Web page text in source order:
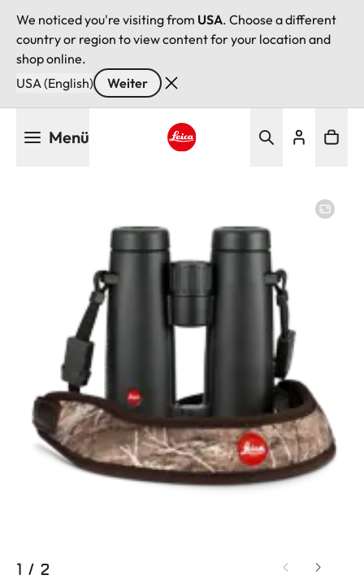
We noticed you're visiting from USA. Choose a different
country or region to view content for your location and
shop online.
USA (English)
Weiter
Menü
1 / 2